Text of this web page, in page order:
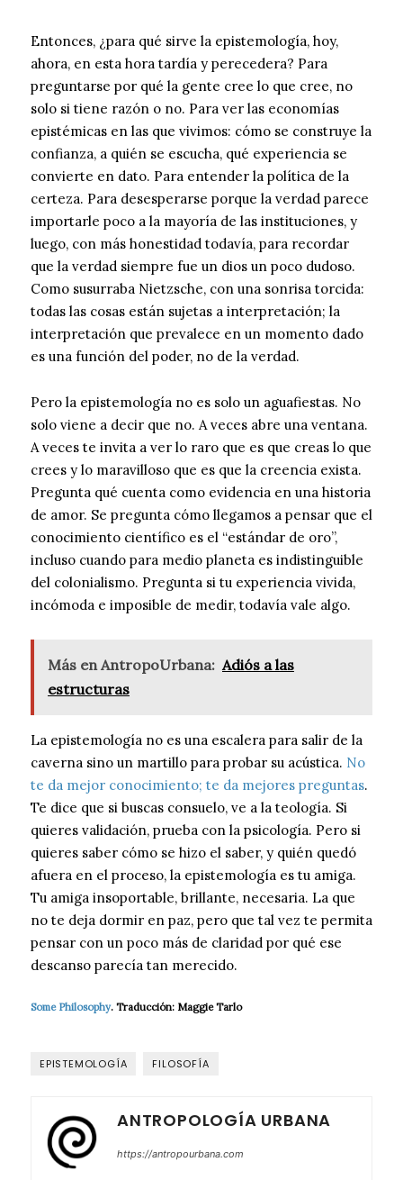
Entonces, ¿para qué sirve la epistemología, hoy,
ahora, en esta hora tardía y perecedera? Para
preguntarse por qué la gente cree lo que cree, no
solo si tiene razón o no. Para ver las economías
epistémicas en las que vivimos: cómo se construye la
confianza, a quién se escucha, qué experiencia se
convierte en dato. Para entender la política de la
certeza. Para desesperarse porque la verdad parece
importarle poco a la mayoría de las instituciones, y
luego, con más honestidad todavía, para recordar
que la verdad siempre fue un dios un poco dudoso.
Como susurraba Nietzsche, con una sonrisa torcida:
todas las cosas están sujetas a interpretación; la
interpretación que prevalece en un momento dado
es una función del poder, no de la verdad.
Pero la epistemología no es solo un aguafiestas. No
solo viene a decir que no. A veces abre una ventana.
A veces te invita a ver lo raro que es que creas lo que
crees y lo maravilloso que es que la creencia exista.
Pregunta qué cuenta como evidencia en una historia
de amor. Se pregunta cómo llegamos a pensar que el
conocimiento científico es el “estándar de oro”,
incluso cuando para medio planeta es indistinguible
del colonialismo. Pregunta si tu experiencia vivida,
incómoda e imposible de medir, todavía vale algo.
Más en AntropoUrbana: Adiós a las
estructuras
La epistemología no es una escalera para salir de la
caverna sino un martillo para probar su acústica. No
te da mejor conocimiento; te da mejores preguntas.
Te dice que si buscas consuelo, ve a la teología. Si
quieres validación, prueba con la psicología. Pero si
quieres saber cómo se hizo el saber, y quién quedó
afuera en el proceso, la epistemología es tu amiga.
Tu amiga insoportable, brillante, necesaria. La que
no te deja dormir en paz, pero que tal vez te permita
pensar con un poco más de claridad por qué ese
descanso parecía tan merecido.
Some Philosophy. Traducción: Maggie Tarlo
EPISTEMOLOGÍA FILOSOFÍA
ANTROPOLOGÍA URBANA
https://antropourbana.com